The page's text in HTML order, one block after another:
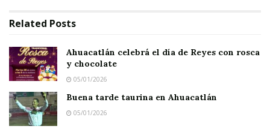
En el evento que se efectuó en las propias
instalaciones del CECATI, la directora del
plantel, Alba Elena Talamantes Rosales, dio a
conocer las metas alcanzadas en cuanto a la
matricula, infraestructura, ingresos y egresos,
Related Posts
Ahuacatlán celebrá el día de Reyes con rosca
y chocolate
05/01/2026
Buena tarde taurina en Ahuacatlán
05/01/2026